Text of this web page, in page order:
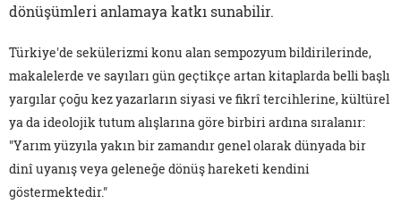
dönüşümleri anlamaya katkı sunabilir.
Türkiye'de sekülerizmi konu alan sempozyum bildirilerinde,
makalelerde ve sayıları gün geçtikçe artan kitaplarda belli başlı
yargılar çoğu kez yazarların siyasi ve fikrî tercihlerine, kültürel
ya da ideolojik tutum alışlarına göre birbiri ardına sıralanır:
"Yarım yüzyıla yakın bir zamandır genel olarak dünyada bir
dinî uyanış veya geleneğe dönüş hareketi kendini
göstermektedir."